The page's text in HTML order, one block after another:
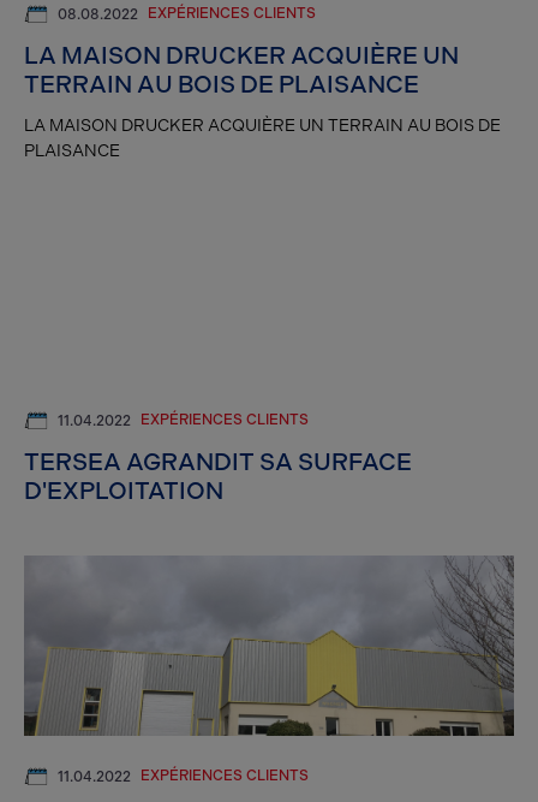
08.08.2022 EXPÉRIENCES CLIENTS
LA MAISON DRUCKER ACQUIÈRE UN
TERRAIN AU BOIS DE PLAISANCE
LA MAISON DRUCKER ACQUIÈRE UN TERRAIN AU BOIS DE
PLAISANCE
11.04.2022 EXPÉRIENCES CLIENTS
TERSEA AGRANDIT SA SURFACE
D'EXPLOITATION
11.04.2022 EXPÉRIENCES CLIENTS